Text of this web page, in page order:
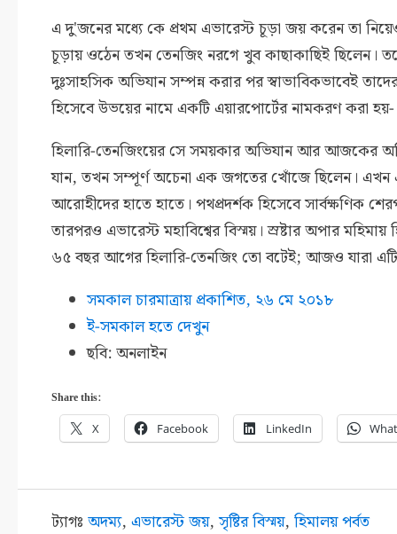
এ দু'জনের মধ্যে কে প্রথম এভারেস্ট চূড়া জয় করেন তা
চূড়ায় ওঠেন তখন তেনজিং নরগে খুব কাছাকাছিই ছিলেন।
দুঃসাহসিক অভিযান সম্পন্ন করার পর স্বাভাবিকভাবেই
হিসেবে উভয়ের নামে একটি এয়ারপোর্টের নামকরণ করা হয়-
হিলারি-তেনজিংয়ের সে সময়কার অভিযান আর আজকের
যান, তখন সম্পূর্ণ অচেনা এক জগতের খোঁজে ছিলেন।
আরোহীদের হাতে হাতে। পথপ্রদর্শক হিসেবে সার্বক্ষণিক
তারপরও এভারেস্ট মহাবিশ্বের বিস্ময়। স্রষ্টার অপার
৬৫ বছর আগের হিলারি-তেনজিং তো বটেই; আজও যারা
সমকাল চারমাত্রায় প্রকাশিত, ২৬ মে ২০১৮
ই-সমকাল হতে দেখুন
ছবি: অনলাইন
Share this:
X Facebook LinkedIn
ট্যাগঃ অদম্য, এভারেস্ট জয়,সৃষ্টির বিস্ময়, হিমালয় পর্বত